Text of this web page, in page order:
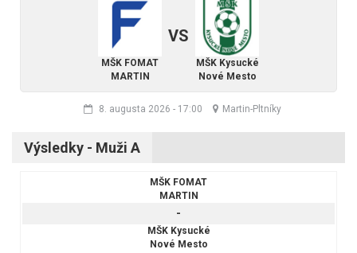
MŠK FOMAT
MARTIN
VS
MŠK Kysucké
Nové Mesto
8. augusta 2026 - 17:00 Martin-Pltníky
Výsledky - Muži A
MŠK FOMAT
MARTIN
-
MŠK Kysucké
Nové Mesto